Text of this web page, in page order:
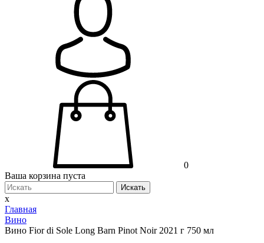
0
Ваша корзина пуста
Искать
x
Главная
Вино
Вино Fior di Sole Long Barn Pinot Noir 2021 г 750 мл